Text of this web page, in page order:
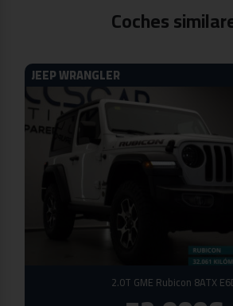
Coches
JEEP WRANGLER
2.0T GME Rubicon 8ATX